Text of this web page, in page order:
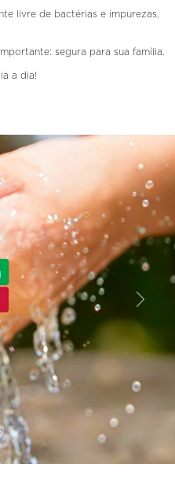
livre de bactérias e impurezas,
segura para sua família.
a dia!
Próximo